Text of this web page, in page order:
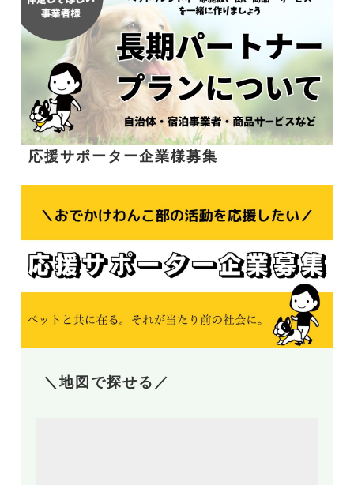
応援サポーター企業様募集
＼地図で探せる／